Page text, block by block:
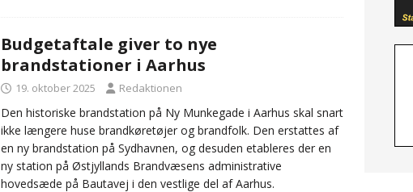
Budgetaftale giver to nye
brandstationer i Aarhus
19. oktober 2025 Redaktionen
Den historiske brandstation på Ny Munkegade i Aarhus skal snart
ikke længere huse brandkøretøjer og brandfolk. Den erstattes af
en ny brandstation på Sydhavnen, og desuden etableres der en
ny station på Østjyllands Brandvæsens administrative
hovedsæde på Bautavej i den vestlige del af Aarhus.